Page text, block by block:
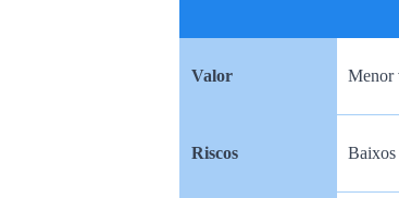
Valor Menor
Riscos Baixos